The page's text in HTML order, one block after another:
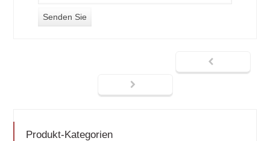
Produkt-Kategorien